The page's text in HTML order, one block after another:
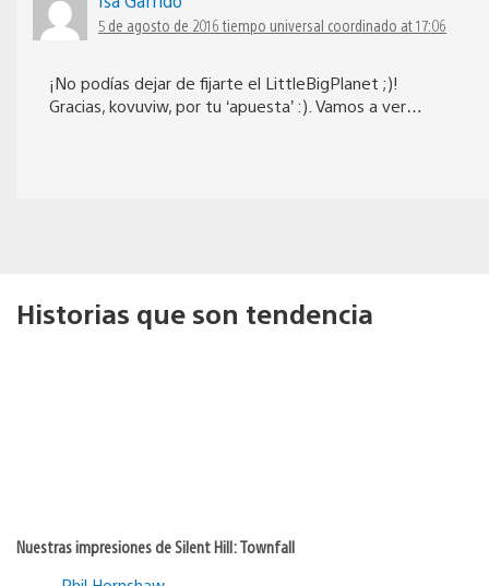
5 de agosto de 2016 tiempo universal coordinado at 17:06
¡No podías dejar de fijarte el LittleBigPlanet ;)!
Gracias, kovuviw, por tu ‘apuesta’ :). Vamos a ver…
Historias que son tendencia
Nuestras impresiones de Silent Hill: Townfall